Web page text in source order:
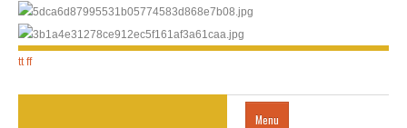
tt ff
Menu